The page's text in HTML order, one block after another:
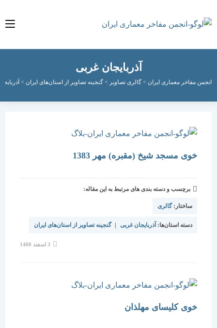
آذربایجان غربی
مفاخر معماری ایران > گالری تصاویر>گنجینه تصاویر از استان‌های ایران> آذربایجان غربی
خوی مسجد شیخ (مقبره) مهر 1383
برچسب و دسته بندی های مرتبط به این مقاله:
ساختار:گالری
دسته استان‌ها:آذربایجان غربی | گنجینه تصاویر از استان‌های ایران
خوی کلیسای مهلذان